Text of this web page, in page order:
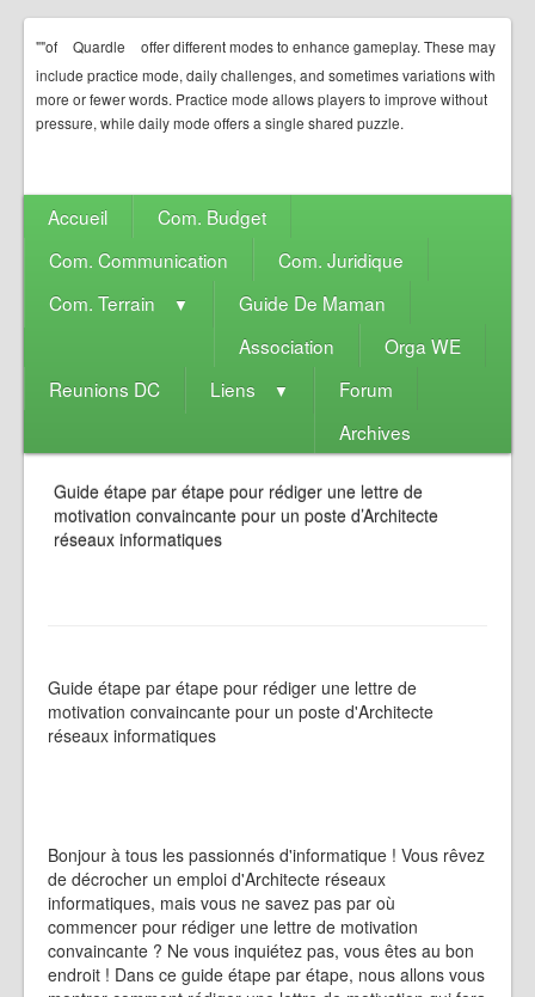
""of Quardle
offer different modes to enhance gameplay. These may
include practice mode, daily challenges, and sometimes variations with
more or fewer words. Practice mode allows players to improve without
pressure, while daily mode offers a single shared puzzle.
Accueil
Com. Budget
Com. Communication
Com. Juridique
Com. Terrain
▼
Guide De Maman
Association
Orga WE
Reunions DC
Liens ▼
Forum
Archives
Guide étape par étape pour rédiger une lettre de
motivation convaincante pour un poste d’Architecte
réseaux informatiques
Guide étape par étape pour rédiger une lettre de
motivation convaincante pour un poste d'Architecte
réseaux informatiques
Bonjour à tous les passionnés d'informatique ! Vous rêvez
de décrocher un emploi d'Architecte réseaux
informatiques, mais vous ne savez pas par où
commencer pour rédiger une lettre de motivation
convaincante ? Ne vous inquiétez pas, vous êtes au bon
endroit ! Dans ce guide étape par étape, nous allons vous